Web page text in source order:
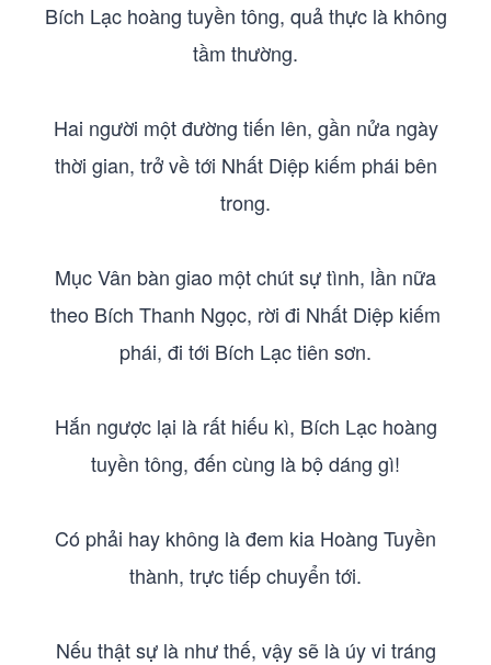
Bích Lạc hoàng tuyền tông, quả thực là không
tầm thường.
Hai người một đường tiến lên, gần nửa ngày
thời gian, trở về tới Nhất Diệp kiếm phái bên
trong.
Mục Vân bàn giao một chút sự tình, lần nữa
theo Bích Thanh Ngọc, rời đi Nhất Diệp kiếm
phái, đi tới Bích Lạc tiên sơn.
Hắn ngược lại là rất hiếu kì, Bích Lạc hoàng
tuyền tông, đến cùng là bộ dáng gì!
Có phải hay không là đem kia Hoàng Tuyền
thành, trực tiếp chuyển tới.
Nếu thật sự là như thế, vậy sẽ là úy vi tráng